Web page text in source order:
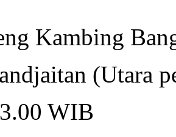
Kambing
(Utara
WIB